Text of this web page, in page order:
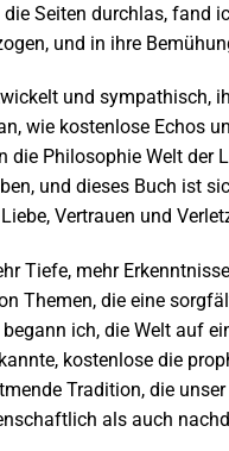
Seiten durchlas, fand
und in ihre
und sympathisch,
wie kostenlose Echos
die Philosophie Welt der
und dieses Buch ist
Vertrauen und
Tiefe, mehr
Themen, die eine
ich, die Welt auf
kostenlose die
Tradition, die
als auch